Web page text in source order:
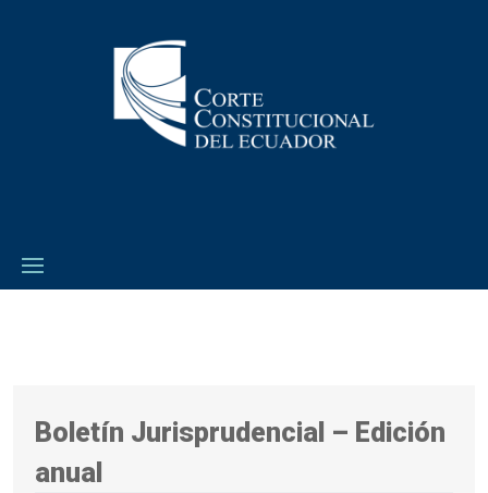
Boletín Jurisprudencial – Edición
anual